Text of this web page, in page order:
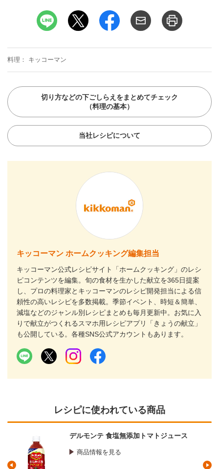
料理 キッコーマン
切り方などの下ごしらえをまとめてチェック
（料理の基本）
当社レシピについて
キッコーマン ホームクッキング編集担当
キッコーマン公式レシピサイト「ホームクッキング」のレシ
ピコンテンツを編集。旬の食材を生かした献立を365日提案
し、プロの料理家とキッコーマンのレシピ開発担当による信
頼性の高いレシピを多数掲載。季節イベント、時短＆簡単、
減塩などのジャンル別レシピまとめも毎月更新中。お気に入
りで献立がつくれるスマホ用レシピアプリ「きょうの献立」
も公開している。各種SNS公式アカウントもあります。
レシピに使われている商品
デルモンテ 食塩無添加トマトジュース
商品情報を見る